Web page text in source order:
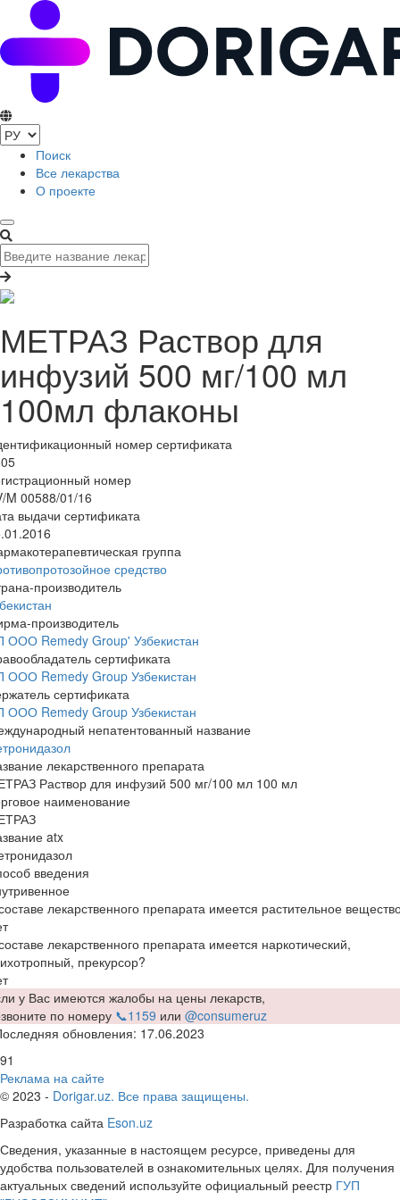
Поиск
Все лекарства
О проекте
МЕТРАЗ Раствор для
инфузий 500 мг/100 мл
100мл флаконы
номер сертификата
номер
M 00588/01/16
выдачи сертификата
группа
средство
производитель
производитель
ООО Remedy Group' Узбекистан
сертификата
ООО Remedy Group Узбекистан
сертификата
ООО Remedy Group Узбекистан
непатентованный название
лекарственного препарата
Раствор для инфузий 500 мг/100 мл 100 мл
наименование
atx
введения
лекарственного препарата имеется растительное
лекарственного препарата имеется наркотический,
прекурсор?
у Вас имеются жалобы на цены лекарств,
по номеру 📞1159 или @consumeruz
обновления: 17.06.2023
91
Реклама на сайте
© 2023 - Dorigar.uz. Все права защищены.
Разработка сайта Eson.uz
Сведения, указанные в настоящем ресурсе, приведены для
удобства пользователей в ознакомительных целях. Для получения
актуальных сведений используйте официальный реестр ГУП